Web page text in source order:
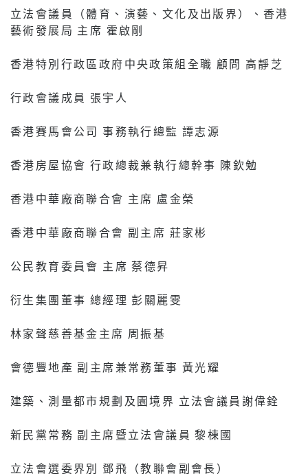
立法會議員（體育、演藝、文化及出版界）、香港
藝術發展局 主席 霍啟剛
香港特別行政區政府中央政策組全職 顧問 高靜芝
行政會議成員 張宇人
香港賽馬會公司 事務執行總監 譚志源
香港房屋協會 行政總裁兼執行總幹事 陳欽勉
香港中華廠商聯合會 主席 盧金榮
香港中華廠商聯合會 副主席 莊家彬
公民教育委員會 主席 蔡德昇
衍生集團董事 總經理 彭關麗雯
林家聲慈善基金主席 周振基
會德豐地產 副主席兼常務董事 黃光耀
建築、測量都市規劃及園境界 立法會議員謝偉銓
新民黨常務 副主席暨立法會議員 黎棟國
立法會選委界別 鄧飛（教聯會副會長）